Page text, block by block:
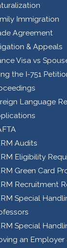
Immigration
Agreement
& Appeals
Visa vs
the I-751
Language
Audits
Eligibility
Green Card
Recruitment
Special
Special
an